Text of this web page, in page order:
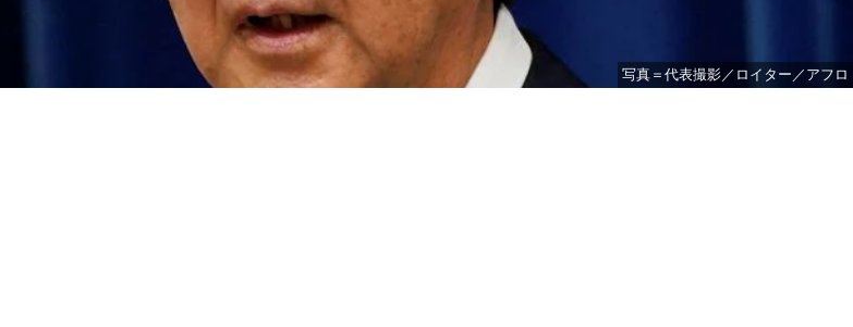
写真＝代表撮影／ロイター／アフロ